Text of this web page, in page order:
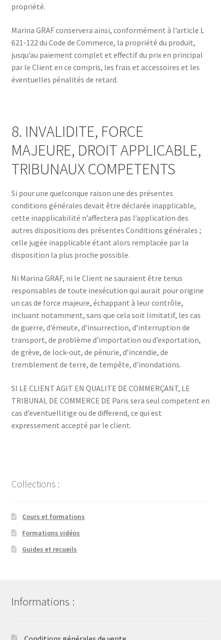
propriété.
Marina GRAF conservera ainsi, conformément à l’article L
621-122 du Code de Commerce, la propriété du produit,
jusqu’au paiement complet et effectif du prix en principal
par le Client en ce compris, les frais et accessoires et les
éventuelles pénalités de retard.
8. INVALIDITE, FORCE
MAJEURE, DROIT APPLICABLE,
TRIBUNAUX COMPETENTS
Si pour une quelconque raison une des présentes
conditions générales devait être déclarée inapplicable,
cette inapplicabilité n’affectera pas l’application des
autres dispositions des présentes Conditions générales ;
celle jugée inapplicable étant alors remplacée par la
disposition la plus proche possible.
Ni Marina GRAF, ni le Client ne sauraient être tenus
responsables de toute inexécution qui aurait pour origine
un cas de force majeure, échappant à leur contrôle,
incluant notamment, sans que cela soit limitatif, les cas
de guerre, d’émeute, d’insurrection, d’interruption de
transport, de problème d’importation ou d’exportation,
de grève, de lock-out, de pénurie, d’incendie, de
tremblement de terre, de tempête, d’inondations.
SI LE CLIENT AGIT EN QUALITE DE COMMERÇANT, LE
TRIBUNAL DE COMMERCE DE Paris sera seul competent en
cas d’eventuellitige ou de differend, ce qui est
expressement accepté par le client.
Collections :
Cours et formations
Formations vidéos
Guides et recueils
Informations :